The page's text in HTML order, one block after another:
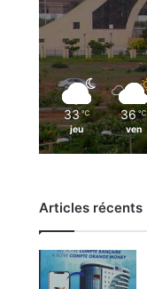
33 ℃
jeu
36 ℃
ven
Articles récents